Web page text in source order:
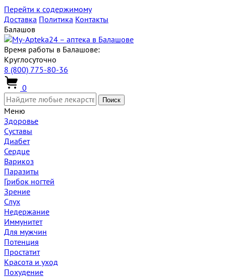
Перейти к содержимому
Доставка Политика Контакты
Балашов
Время работы в Балашове:
Круглосуточно
8 (800) 775-80-36
0
Поиск
Меню
Здоровье
Суставы
Диабет
Сердце
Варикоз
Паразиты
Грибок ногтей
Зрение
Слух
Недержание
Иммунитет
Для мужчин
Потенция
Простатит
Красота и уход
Похудение